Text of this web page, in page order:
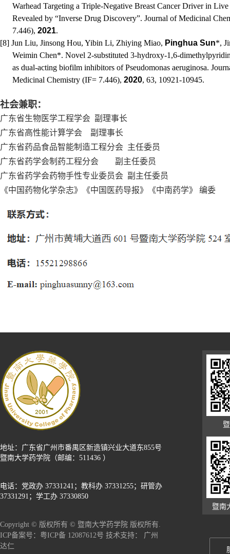
Warhead Targeting a Triple-Negative Breast Cancer Driver in
Revealed by “Inverse Drug Discovery”. Journal of Medicinal
7.446), 2021.
[8] Jun Liu, Jinsong Hou, Yibin Li, Zhiying Miao, Pinghua Sun*,
Weimin Chen*. Novel 2-substituted 3-hydroxy-1,6-
as dual-acting biofilm inhibitors of Pseudomonas aeruginosa.
Medicinal Chemistry (IF= 7.446), 2020, 63, 10921-10945.
社会兼职：
广东省生物医学工程学会 副理事长
广东省高性能计算学会 副理事长
广东省药品食品智能制造工程分会 主任委员
广东省药学会制药工程分会 副主任委员
广东省药学会药物手性专业委员会 副主任委员
《中国药物化学杂志》《中国医药导报》《中南药学》 编委
地址：广东省广州市番禺区新造镇兴业大道东855号
暨南大学药学院（邮编：511436 ）
电话：党政办 37331241；教科办 37331255；研管办
37331291；学工办 37330850
Copyright © 版权所有 © 暨南大学药学院 版权所有.
ICP备案号：粤ICP备 12087612号 技术支持： 广州
达仁
暨南